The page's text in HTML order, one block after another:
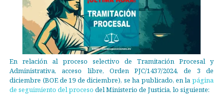
En relación al proceso selectivo de Tramitación Procesal y
Administrativa, acceso libre, Orden PJC/1437/2024, de 3 de
diciembre (BOE de 19 de diciembre), se ha publicado, en la página
de seguimiento del proceso del Ministerio de Justicia, lo siguiente: